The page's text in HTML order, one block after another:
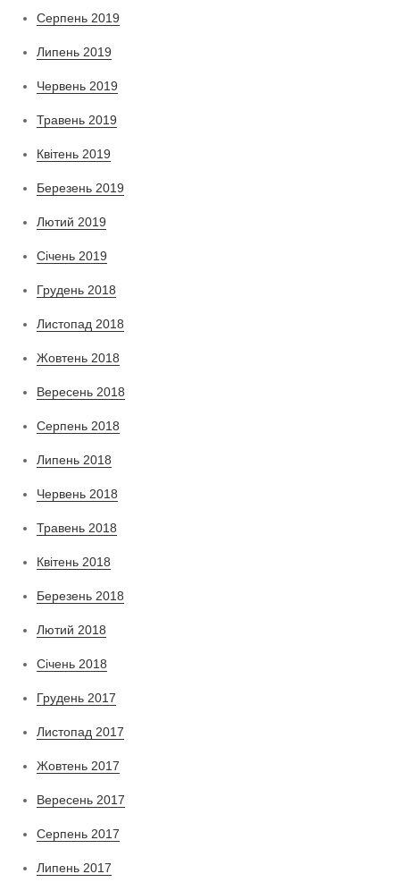
Серпень 2019
Липень 2019
Червень 2019
Травень 2019
Квітень 2019
Березень 2019
Лютий 2019
Січень 2019
Грудень 2018
Листопад 2018
Жовтень 2018
Вересень 2018
Серпень 2018
Липень 2018
Червень 2018
Травень 2018
Квітень 2018
Березень 2018
Лютий 2018
Січень 2018
Грудень 2017
Листопад 2017
Жовтень 2017
Вересень 2017
Серпень 2017
Липень 2017